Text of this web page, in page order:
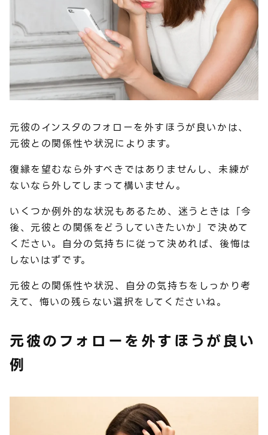
元彼のインスタのフォローを外すほうが良いかは、
元彼との関係性や状況によります。
復縁を望むなら外すべきではありませんし、未練が
ないなら外してしまって構いません。
いくつか例外的な状況もあるため、迷うときは「今
後、元彼との関係をどうしていきたいか」で決めて
ください。自分の気持ちに従って決めれば、後悔は
しないはずです。
元彼との関係性や状況、自分の気持ちをしっかり考
えて、悔いの残らない選択をしてくださいね。
元彼のフォローを外すほうが良い
例